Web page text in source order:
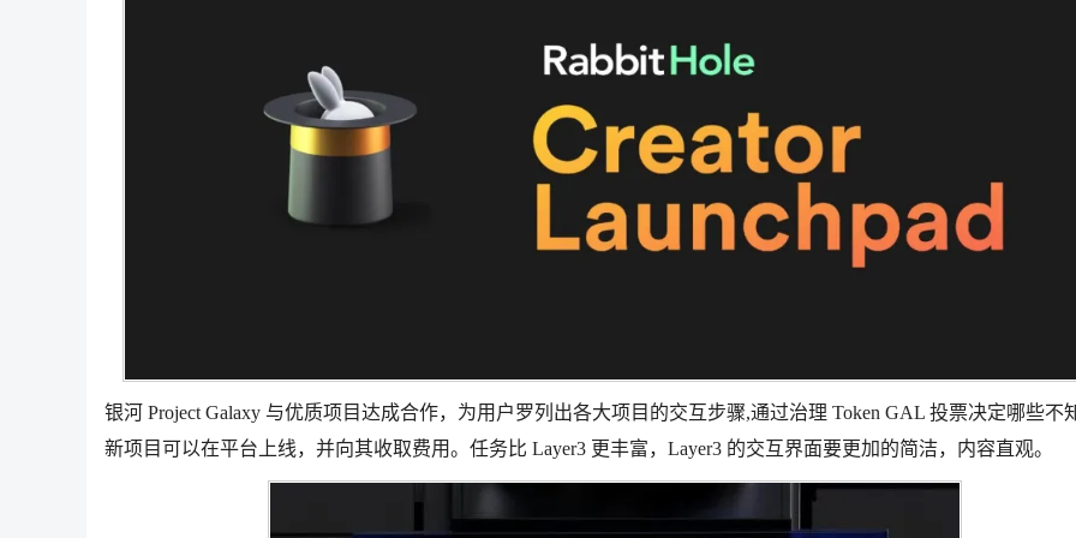
银河 Project Galaxy 与优质项目达成合作，为用户罗列出各大项目的交互步骤,通过治理 Token GAL 投票决定哪些不
新项目可以在平台上线，并向其收取费用。任务比 Layer3 更丰富，Layer3 的交互界面要更加的简洁，内容直观。